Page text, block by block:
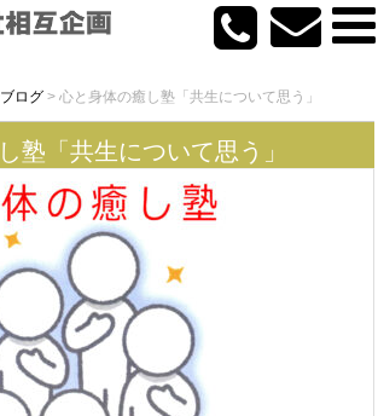
ログ > 心と身体の癒し塾「共生について思う」
塾「共生について思う」